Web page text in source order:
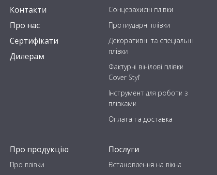
Контакти
Про нас
Сертифікати
Дилерам
Сонцезахисні плівки
Протиударні плівки
Декоративні та спеціальні
плівки
Фактурні вінілові плівки
Cover Styl’
Інструмент для роботи з
плівками
Оплата та доставка
Про продукцію
Про плівки
Послуги
Встановлення на вікна